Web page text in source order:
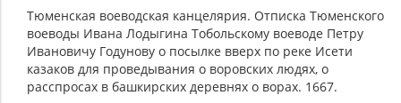
Тюменская воеводская канцелярия. Отписка Тюменского
воеводы Ивана Лодыгина Тобольскому воеводе Петру
Ивановичу Годунову о посылке вверх по реке Исети
казаков для проведывания о воровских людях, о
расспросах в башкирских деревнях о ворах. 1667.